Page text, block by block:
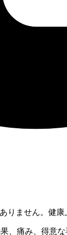
ません。健
痛み、得意